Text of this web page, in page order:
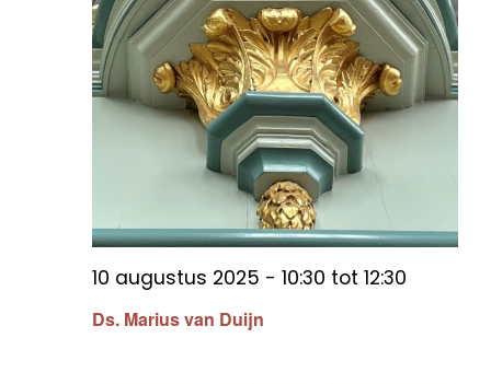
Ds. Marius van Duijn
10 augustus 2025 - 10:30 tot 12:30